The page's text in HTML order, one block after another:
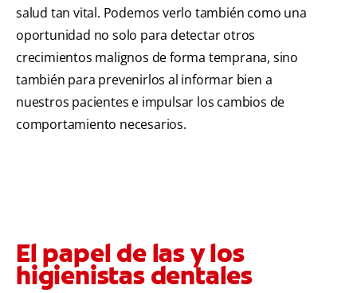
salud tan vital. Podemos verlo también como una
oportunidad no solo para detectar otros
crecimientos malignos de forma temprana, sino
también para prevenirlos al informar bien a
nuestros pacientes e impulsar los cambios de
comportamiento necesarios.
El papel de las y los
higienistas dentales